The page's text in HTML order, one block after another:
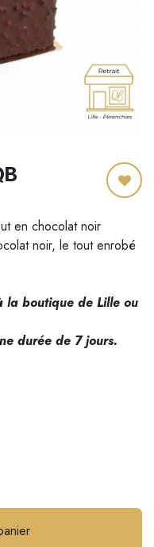
en chocolat noir
noir, le tout enrobé
la boutique de Lille ou
durée de 7 jours.